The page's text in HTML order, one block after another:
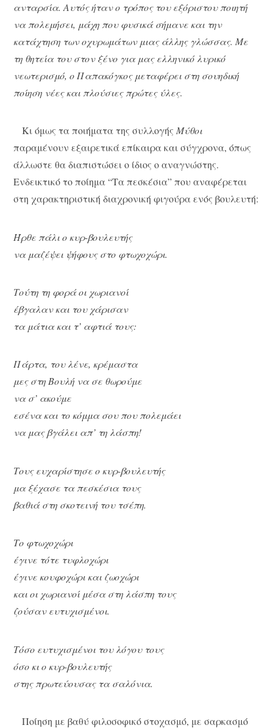
ανταρσία. Αυτός ήταν ο τρόπος του εξόριστου ποιητή
να πολεμήσει, μάχη που φυσικά σήμανε και την
κατάχτηση των οχυρωμάτων μιας άλλης γλώσσας. Με
τη θητεία του στον ξένο για μας ελληνικό λυρικό
νεωτερισμό, ο Παπακόγκος μεταφέρει στη σουηδική
ποίηση νέες και πλούσιες πρώτες ύλες.
Κι όμως τα ποιήματα της συλλογήςΜύθοι
παραμένουν εξαιρετικά επίκαιρα και σύγχρονα, όπως
άλλωστε θα διαπιστώσει ο ίδιος ο αναγνώστης.
Ενδεικτικό το ποίημα “Τα πεσκέσια” που αναφέρεται
στη χαρακτηριστική διαχρονική φιγούρα ενός βουλευτή:
Ήρθε πάλι ο κυρ-βουλευτής
να μαζέψει ψήφους στο φτωχοχώρι.
Τούτη τη φορά οι χωριανοί
έβγαλαν και του χάρισαν
τα μάτια και τ’ αφτιά τους:
Πάρτα, του λένε, κρέμαστα
μες στη Βουλή να σε θωρούμε
να σ’ ακούμε
εσένα και το κόμμα σου που πολεμάει
να μας βγάλει απ’ τη λάσπη!
Τους ευχαρίστησε ο κυρ-βουλευτής
μα ξέχασε τα πεσκέσια τους
βαθιά στη σκοτεινή του τσέπη.
Το φτωχοχώρι
έγινε τότε τυφλοχώρι
έγινε κουφοχώρι και ζωοχώρι
και οι χωριανοί μέσα στη λάσπη τους
ζούσαν ευτυχισμένοι.
Τόσο ευτυχισμένοι του λόγου τους
όσο κι ο κυρ-βουλευτής
στης πρωτεύουσας τα σαλόνια.
Ποίηση με βαθύ φιλοσοφικό στοχασμό, με σαρκασμό